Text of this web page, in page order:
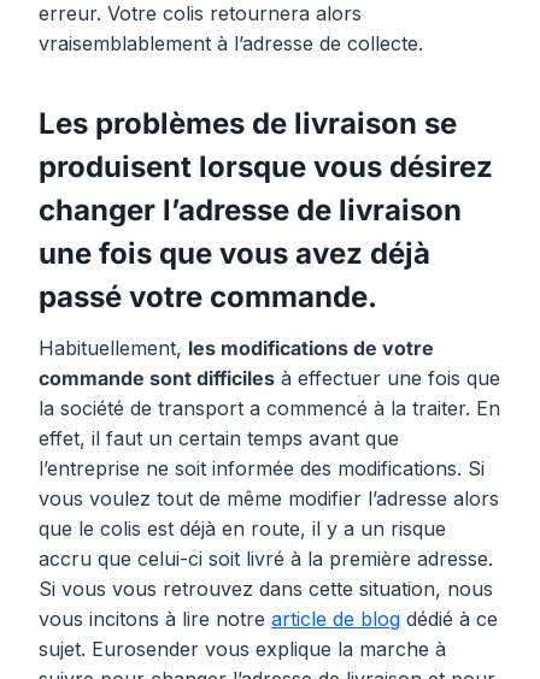
erreur. Votre colis retournera alors
vraisemblablement à l’adresse de collecte.
Les problèmes de livraison se
produisent lorsque vous désirez
changer l’adresse de livraison
une fois que vous avez déjà
passé votre commande.
Habituellement, les modifications de votre
commande sont difficiles à effectuer une fois que
la société de transport a commencé à la traiter. En
effet, il faut un certain temps avant que
l’entreprise ne soit informée des modifications. Si
vous voulez tout de même modifier l’adresse alors
que le colis est déjà en route, il y a un risque
accru que celui-ci soit livré à la première adresse.
Si vous vous retrouvez dans cette situation, nous
vous incitons à lire notre article de blog dédié à ce
sujet. Eurosender vous explique la marche à